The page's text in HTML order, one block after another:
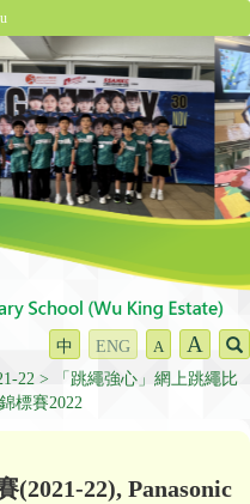
中 ENG A A
22
「跳繩強心」網上跳繩比
標賽2022
(2021-22), Panasonic